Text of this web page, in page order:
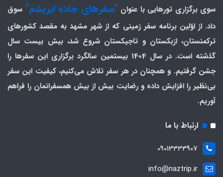
سوی برگزاری تورهایی با عنوان "سفرهای جاده ابریشم" سوق
داد. از اوّلین برنامه سفر زمینی که از شهر مشهد به مقصد کشورهای
ترکمنستان، ازبکستان و تاجیکستان شروع شد، بیش بیست سال
گذشته است. در سال 1404 بیستمین سالگرد برگزاری این سفرها را
جشن گرفتیم. و همچنان در هر سفر تلاش می‌کنیم، کیفیت این سفر
بی‌نظیر را افزایش داده و رضایت بیش از بیش همسفرانمان را فراهم
آوریم.
ارتباط با ما
09013333907
info@naztrip.ir